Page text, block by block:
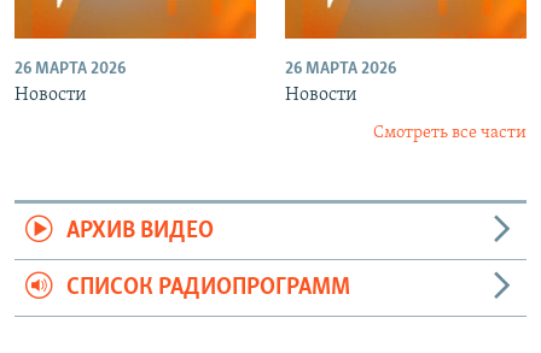
26 МАРТА 2026
Новости
26 МАРТА 2026
Новости
Смотреть все части
АРХИВ ВИДЕО
СПИСОК РАДИОПРОГРАММ